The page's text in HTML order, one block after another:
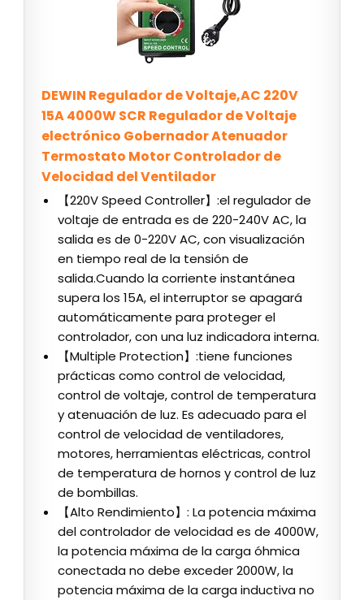
DEWIN Regulador de Voltaje,AC 220V
15A 4000W SCR Regulador de Voltaje
electrónico Gobernador Atenuador
Termostato Motor Controlador de
Velocidad del Ventilador
【220V Speed Controller】:el regulador de
voltaje de entrada es de 220-240V AC, la
salida es de 0-220V AC, con visualización
en tiempo real de la tensión de
salida.Cuando la corriente instantánea
supera los 15A, el interruptor se apagará
automáticamente para proteger el
controlador, con una luz indicadora interna.
【Multiple Protection】:tiene funciones
prácticas como control de velocidad,
control de voltaje, control de temperatura
y atenuación de luz. Es adecuado para el
control de velocidad de ventiladores,
motores, herramientas eléctricas, control
de temperatura de hornos y control de luz
de bombillas.
【Alto Rendimiento】: La potencia máxima
del controlador de velocidad es de 4000W,
la potencia máxima de la carga óhmica
conectada no debe exceder 2000W, la
potencia máxima de la carga inductiva no